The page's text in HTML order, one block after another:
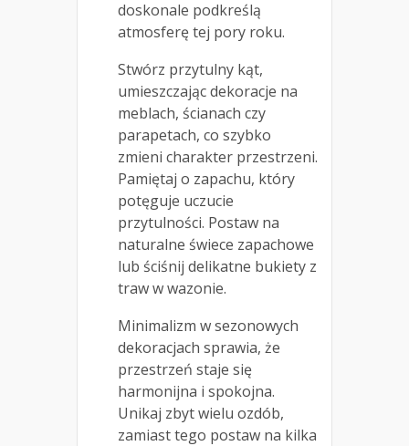
doskonale podkreślą
atmosferę tej pory roku.
Stwórz przytulny kąt,
umieszczając dekoracje na
meblach, ścianach czy
parapetach, co szybko
zmieni charakter przestrzeni.
Pamiętaj o zapachu, który
potęguje uczucie
przytulności. Postaw na
naturalne świece zapachowe
lub ściśnij delikatne bukiety z
traw w wazonie.
Minimalizm w sezonowych
dekoracjach sprawia, że
przestrzeń staje się
harmonijna i spokojna.
Unikaj zbyt wielu ozdób,
zamiast tego postaw na kilka